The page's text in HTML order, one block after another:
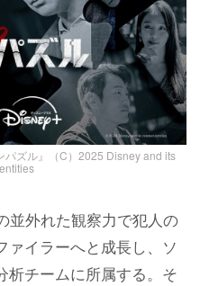
パズル』（C）2025 Disney and its
並外れた観察力で犯人の
ァイラーへと成長し、ソ
析チームに所属する。そ